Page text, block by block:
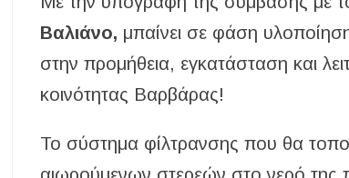
Βαλιάνο, μπαίνει σε φάση
στην προμήθεια, εγκατάσταση και
κοινότητας Βαρβάρας!
Το σύστημα φίλτρανσης που θα